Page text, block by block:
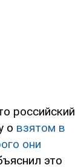
российский
о взятом в
они
это